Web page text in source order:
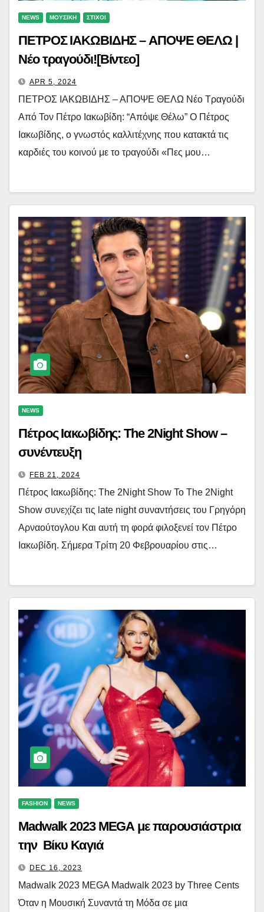
NEWS ΜΟΥΣΙΚΗ ΣΤΙΧΟΙ
ΠΕΤΡΟΣ ΙΑΚΩΒΙΔΗΣ – ΑΠΟΨΕ ΘΕΛΩ |
Νέο τραγούδι![Βίντεο]
APR 5, 2024
ΠΕΤΡΟΣ ΙΑΚΩΒΙΔΗΣ – ΑΠΟΨΕ ΘΕΛΩ Νέο Τραγούδι
Από Τον Πέτρο Ιακωβίδη: “Απόψε Θέλω” Ο Πέτρος
Ιακωβίδης, ο γνωστός καλλιτέχνης που κατακτά τις
καρδιές του κοινού με το τραγούδι «Πες μου…
NEWS
Πέτρος Ιακωβίδης: The 2Night Show –
συνέντευξη
FEB 21, 2024
Πέτρος Ιακωβίδης: The 2Night Show Το The 2Night
Show συνεχίζει τις late night συναντήσεις του Γρηγόρη
Αρναούτογλου Και αυτή τη φορά φιλοξενεί τον Πέτρο
Ιακωβίδη. Σήμερα Τρίτη 20 Φεβρουαρίου στις…
FASHION NEWS
Madwalk 2023 MEGA με παρουσιάστρια
την Βίκυ Καγιά
DEC 16, 2023
Madwalk 2023 MEGA Madwalk 2023 by Three Cents
Όταν η Μουσική Συναντά τη Μόδα σε μια